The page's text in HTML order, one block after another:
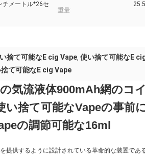
チメートル*26セ
重量:
捨て可能なE cig Vape, 使い捨て可能なE
て可能なE cig Vape
気流液体900mAh網のコ
捨て可能なVapeの事前
の調節可能な16ml
提供するように設計されている革命的な装置であ